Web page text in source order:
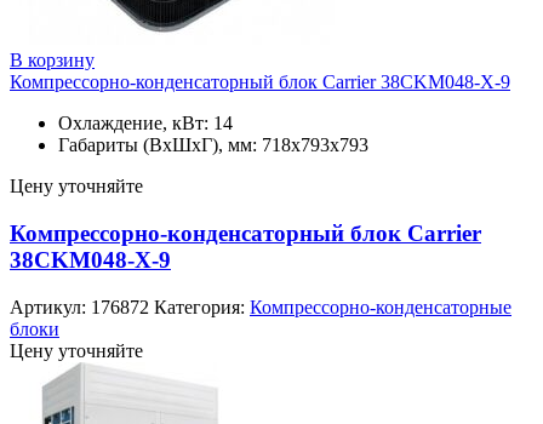
В корзину
Компрессорно-конденсаторный блок Carrier 38CKM048-X-9
Охлаждение, кВт: 14
Габариты (ВхШхГ), мм: 718х793х793
Цену уточняйте
Компрессорно-конденсаторный блок Carrier
38CKM048-X-9
Артикул: 176872 Категория: Компрессорно-конденсаторные
блоки
Цену уточняйте